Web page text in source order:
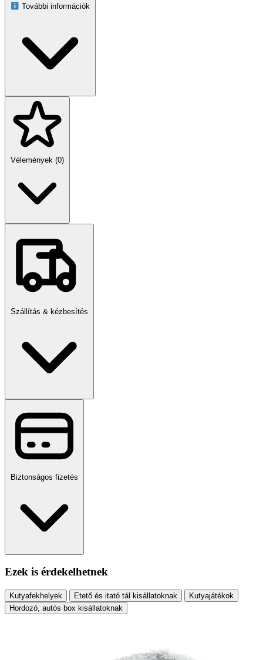
Súly csomagolva: 300 g
fokozatosan bővítsd a szókincset. Jutalmazd a helyes használatot,
így a tanulás vidám közös élménnyé válik!
További információk
Vélemények (0)
Szállítás & kézbesítés
Biztonságos fizetés
Ezek is érdekelhetnek
Kutyafekhelyek Etető és itató tál kisállatoknak
Kutyajátékok
Hordozó, autós box kisállatoknak